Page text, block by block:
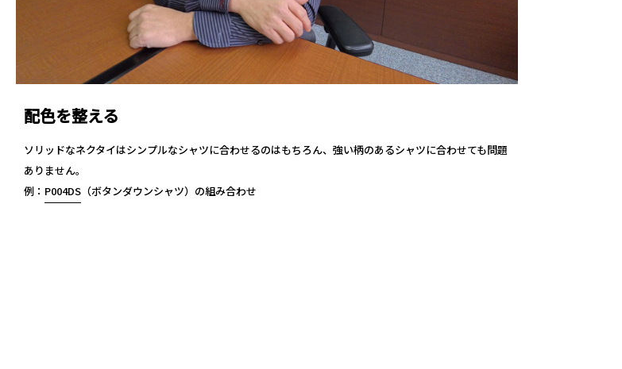
配色を整える
ソリッドなネクタイはシンプルなシャツに合わせるのはもちろん、強い柄のあるシャツに合わせても問題
ありません。
例： P004DS （ボタンダウンシャツ）の組み合わせ